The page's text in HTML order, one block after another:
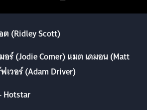
(Ridley Scott)
อร์ (Jodie Comer) แมต เดมอน (Matt
เวอร์ (Adam Driver)
Hotstar